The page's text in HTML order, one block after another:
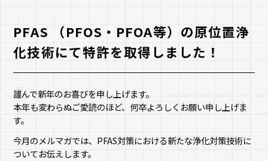
PFAS （PFOS・PFOA等）の原位置浄
化技術にて特許を取得しました！
謹んで新年のお喜びを申し上げます。
本年も変わらぬご愛読のほど、何卒よろしくお願い申し上げま
す。
今月のメルマガでは、PFAS対策における新たな浄化対策技術に
ついてお伝えします。